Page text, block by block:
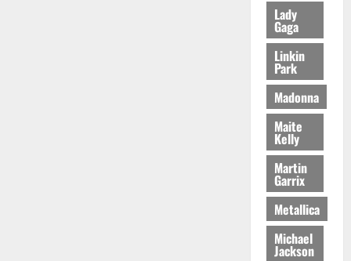
Lady
Gaga
Linkin
Park
Madonna
Maite
Kelly
Martin
Garrix
Metallica
Michael
Jackson